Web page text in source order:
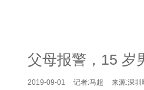
父母报警，15 岁
2019-09-01 记者:马超 来源:深圳